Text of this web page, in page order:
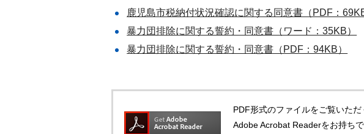
鹿児島市税納付状況確認に関する同意書（PDF：69KB
暴力団排除に関する誓約・同意書（ワード：35KB）
暴力団排除に関する誓約・同意書（PDF：94KB）
PDF形式のファイルをご覧いた
Adobe Acrobat Readerをお持ち